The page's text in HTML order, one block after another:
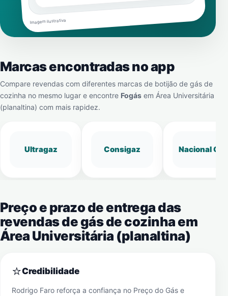
Imagem ilustrativa
Marcas encontradas no app
Compare revendas com diferentes marcas de botijão de gás de
cozinha no mesmo lugar e encontre Fogás em Área Universitária
(planaltina) com mais rapidez.
Ultragaz Consigaz Nacional Gás
Preço e prazo de entrega das
revendas de gás de cozinha em
Área Universitária (planaltina)
⭐Credibilidade
Rodrigo Faro reforça a confiança no Preço do Gás e